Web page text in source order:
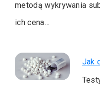
metodą wykrywania
ich cena…
Jak